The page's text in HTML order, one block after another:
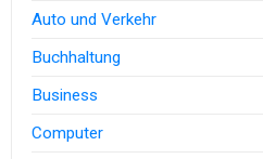
Auto und Verkehr
Buchhaltung
Business
Computer